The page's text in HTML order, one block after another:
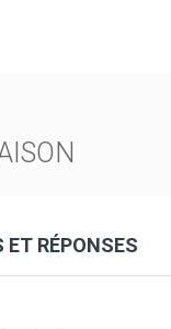
RÉPONSES